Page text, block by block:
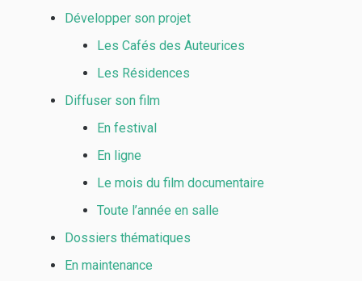
Développer son projet
Les Cafés des Auteurices
Les Résidences
Diffuser son film
En festival
En ligne
Le mois du film documentaire
Toute l’année en salle
Dossiers thématiques
En maintenance